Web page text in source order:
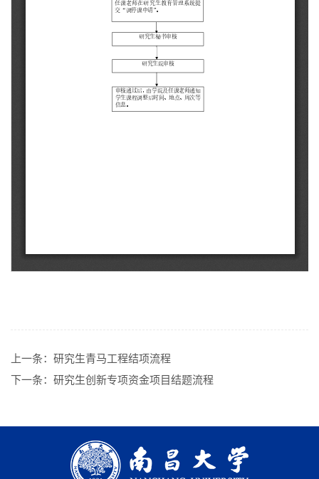
上一条： 研究生青马工程结项流程
下一条： 研究生创新专项资金项目结题流程